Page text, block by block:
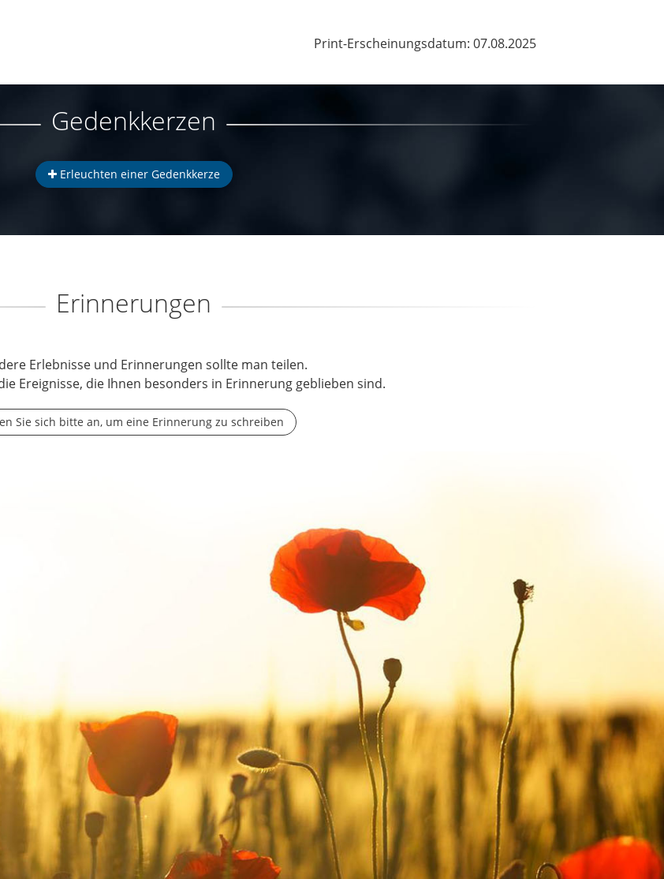
Print-Erscheinungsdatum: 07.08.2025
Gedenkkerzen
Erleuchten einer Gedenkkerze
Erinnerungen
Erlebnisse und Erinnerungen sollte man teilen.
Ereignisse, die Ihnen besonders in Erinnerung geblieben sind.
Sie sich bitte an, um eine Erinnerung zu schreiben